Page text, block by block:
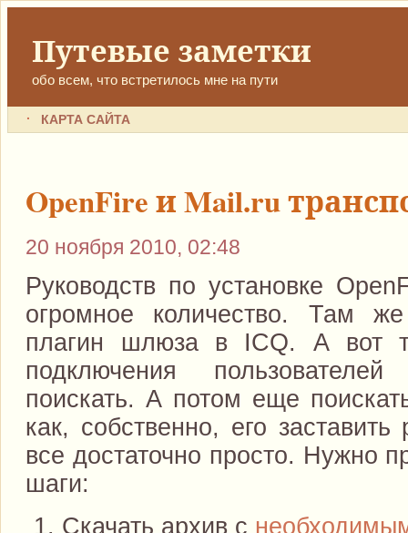
Путевые заметки
обо всем, что встретилось мне на пути
КАРТА САЙТА
OpenFire и Mail.ru
20 ноября 2010, 02:48
Руководств по установке
огромное количество. Там
плагин шлюза в ICQ. А вот
подключения
поискать. А потом еще
как, собственно, его заставить
все достаточно просто. Нужно
шаги:
Скачать архив с